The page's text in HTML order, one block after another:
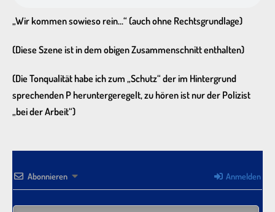
„Wir kommen sowieso rein…“ (auch ohne Rechtsgrundlage)
(Diese Szene ist in dem obigen Zusammenschnitt enthalten)
(Die Tonqualität habe ich zum „Schutz“ der im Hintergrund
sprechenden P heruntergeregelt, zu hören ist nur der Polizist
„bei der Arbeit“)
Abonnieren Anmelden